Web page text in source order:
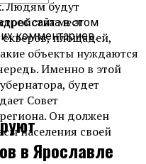
Людям будут
мест
площадей,
объекты нуждаются
Именно в этой
будет
Совет
Он должен
населения своей
сайта в этом
комментариев.
в Ярославле